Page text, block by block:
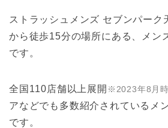
ストラッシュメンズ セブンパーク
から徒歩15分の場所にある、メン
です。
全国110店舗以上展開 ※2023年8月
アなどでも多数紹介されているメ
です。